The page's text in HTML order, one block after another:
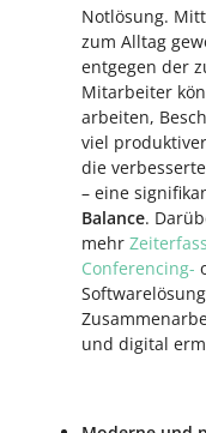
Notlösung.
zum Alltag
entgegen der
Mitarbeiter
arbeiten,
viel
die
– eine
Balance.
mehr
Conferencing-
und digital